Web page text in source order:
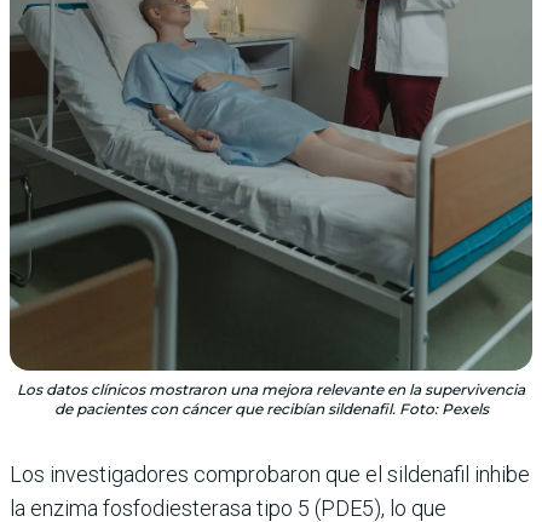
Los datos clínicos mostraron una mejora relevante en la supervivencia
de pacientes con cáncer que recibían sildenafil. Foto: Pexels
Los investigadores comprobaron que el sildenafil inhibe
la enzima fosfodiesterasa tipo 5 (PDE5), lo que